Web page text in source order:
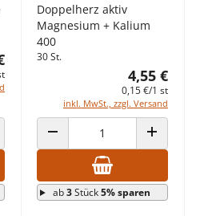
ERHÖHEN
Doppelherz aktiv
Magnesium + Kalium
400
30 St.
4,55 €
0,15 €/1 st
inkl. MwSt., zzgl. Versand
ANZAHL VERRINGERN ANZAHL
ab3Stück5% sparen